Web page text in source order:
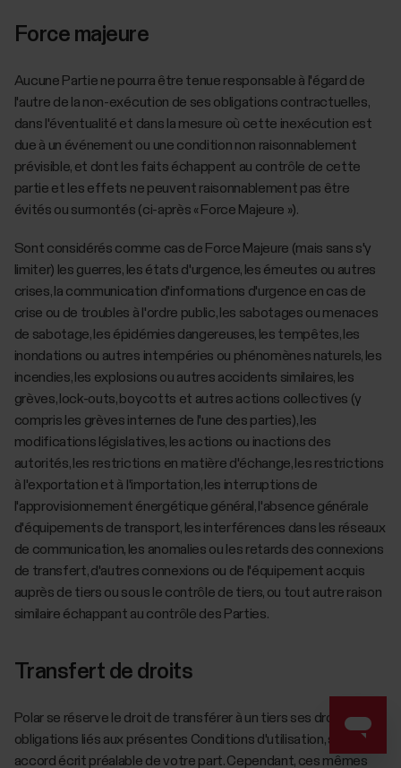
Force majeure
Aucune Partie ne pourra être tenue responsable à l'égard de
l'autre de la non-exécution de ses obligations contractuelles,
dans l'éventualité et dans la mesure où cette inexécution est
due à un événement ou une condition non raisonnablement
prévisible, et dont les faits échappent au contrôle de cette
partie et les effets ne peuvent raisonnablement pas être
évités ou surmontés (ci-après « Force Majeure »).
Sont considérés comme cas de Force Majeure (mais sans s'y
limiter) les guerres, les états d'urgence, les émeutes ou autres
crises, la communication d'informations d'urgence en cas de
crise ou de troubles à l'ordre public, les sabotages ou menaces
de sabotage, les épidémies dangereuses, les tempêtes, les
inondations ou autres intempéries ou phénomènes naturels, les
incendies, les explosions ou autres accidents similaires, les
grèves, lock-outs, boycotts et autres actions collectives (y
compris les grèves internes de l'une des parties), les
modifications législatives, les actions ou inactions des
autorités, les restrictions en matière d'échange, les restrictions
à l'exportation et à l'importation, les interruptions de
l'approvisionnement énergétique général, l'absence générale
d'équipements de transport, les interférences dans les réseaux
de communication, les anomalies ou les retards des connexions
de transfert, d'autres connexions ou de l'équipement acquis
auprès de tiers ou sous le contrôle de tiers, ou tout autre raison
similaire échappant au contrôle des Parties.
Transfert de droits
Polar se réserve le droit de transférer à un tiers ses droits et
obligations liés aux présentes Conditions d'utilisation, sans
accord écrit préalable de votre part. Cependant, ces mêmes